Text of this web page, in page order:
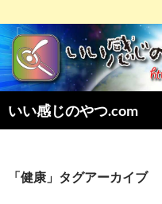
いい感じのやつ.com
索
ン「健康」タグアーカイブ